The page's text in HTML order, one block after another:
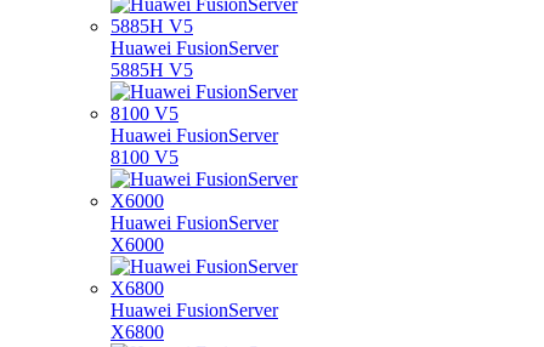
Huawei FusionServer
5885H V5
Huawei FusionServer
8100 V5
Huawei FusionServer
X6000
Huawei FusionServer
X6800